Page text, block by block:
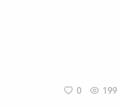
0 199